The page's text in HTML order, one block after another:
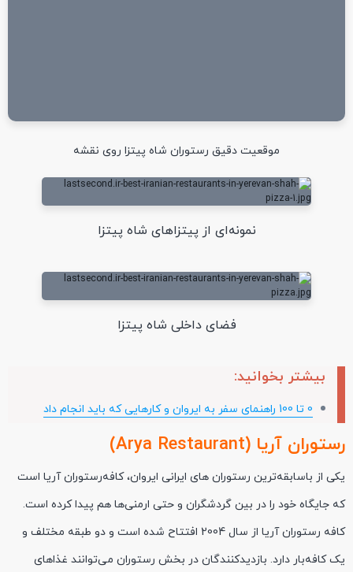
موقعیت دقیق رستوران شاه پیتزا روی نقشه
نمونه‌ای از پیتزاهای شاه پیتزا
فضای داخلی شاه پیتزا
بیشتر بخوانید:
0 تا 100 راهنمای سفر به ایروان و کارهایی که باید انجام داد
رستوران آریا (Arya Restaurant)
یکی از باسابقه‌ترین رستوران ‌های ایرانی ایروان، کافه‌رستوران آریا است
که جایگاه خود را در بین گردشگران و حتی ارمنی‌ها هم پیدا کرده است.
کافه رستوران آریا از سال 2004 افتتاح شده است و دو طبقه مختلف و
یک کافه‌بار دارد. بازدیدکنندگان در بخش رستوران می‌توانند غذاهای